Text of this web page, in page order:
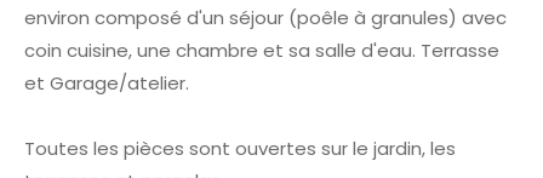
environ composé d'un séjour (poêle à granules) avec
coin cuisine, une chambre et sa salle d'eau. Terrasse
et Garage/atelier.
Toutes les pièces sont ouvertes sur le jardin, les